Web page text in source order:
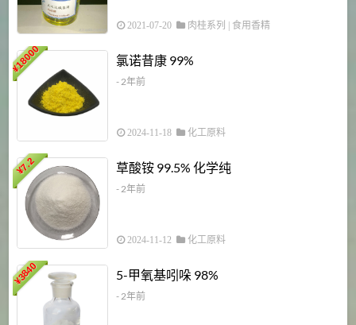
2021-07-20 肉桂系列 食用香精
¥
18000 氯诺昔康 99%
- 2年前
2024-11-18 化工原料
¥
7.2 草酸铵 99.5% 化学纯
- 2年前
2024-11-12 化工原料
¥
3840 5-甲氧基吲哚 98%
- 2年前